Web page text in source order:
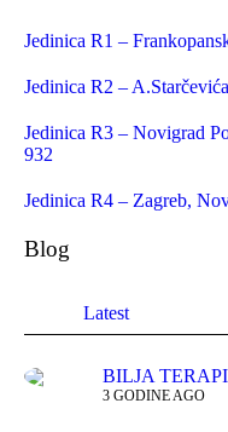
Jedinica R1 –
Jedinica R2 –
Jedinica R3 – Novigrad
932
Jedinica R4 – Zagreb,
Blog
Latest
BILJA
3 GODINE AGO